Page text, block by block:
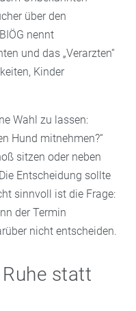
über den
nennt
und das „Verarzten“
Kinder
Wahl zu lassen:
Hund mitnehmen?“
sitzen oder neben
Entscheidung sollte
sinnvoll ist die Frage:
der Termin
nicht entscheiden.
statt